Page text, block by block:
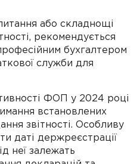
або складнощі
рекомендується
бухгалтером
служби для
ФОП у 2024 році
встановлених
звітності. Особливу
даті держреєстрації
неї залежать